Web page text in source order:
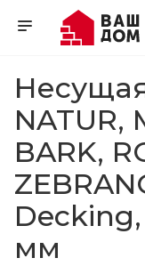
NATUR,
BARK,
мм